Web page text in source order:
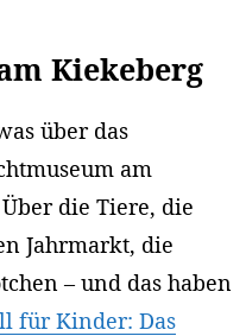
Kiekeberg
über das
am
die Tiere, die
Jahrmarkt, die
– und das haben
für Kinder: Das